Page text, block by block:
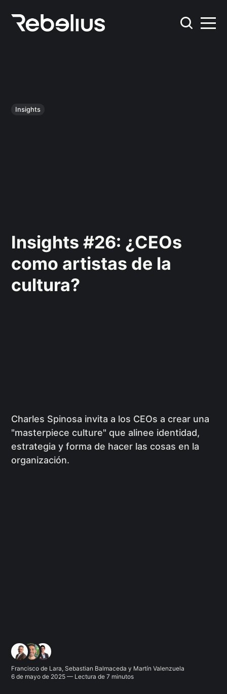
Insights
Insights #26: ¿CEOs
como artistas de la
cultura?
Charles Spinosa invita a los CEOs a crear una
"masterpiece culture" que alinee identidad,
estrategia y forma de hacer las cosas en la
organización.
Francisco de Lara,Sebastian Balmaceda y Martín Valenzuela
6 de mayo de 2025 — Lectura de 7 minutos